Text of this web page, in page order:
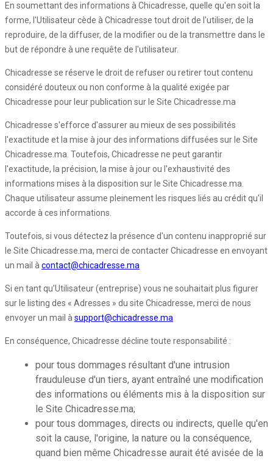
En soumettant des informations à Chicadresse, quelle qu'en soit la
forme, l'Utilisateur cède à Chicadresse tout droit de l'utiliser, de la
reproduire, de la diffuser, de la modifier ou de la transmettre dans le
but de répondre à une requête de l'utilisateur.
Chicadresse se réserve le droit de refuser ou retirer tout contenu
considéré douteux ou non conforme à la qualité exigée par
Chicadresse pour leur publication sur le Site Chicadresse.ma
Chicadresse s'efforce d'assurer au mieux de ses possibilités
l'exactitude et la mise à jour des informations diffusées sur le Site
Chicadresse.ma. Toutefois, Chicadresse ne peut garantir
l'exactitude, la précision, la mise à jour ou l'exhaustivité des
informations mises à la disposition sur le Site Chicadresse.ma.
Chaque utilisateur assume pleinement les risques liés au crédit qu'il
accorde à ces informations.
Toutefois, si vous détectez la présence d'un contenu inapproprié sur
le Site Chicadresse.ma, merci de contacter Chicadresse en envoyant
un mail àcontact@chicadresse.ma
Si en tant qu’Utilisateur (entreprise) vous ne souhaitait plus figurer
sur le listing des « Adresses » du site Chicadresse, merci de nous
envoyer un mail àsupport@chicadresse.ma
En conséquence, Chicadresse décline toute responsabilité :
pour tous dommages résultant d'une intrusion
frauduleuse d'un tiers, ayant entraîné une modification
des informations ou éléments mis à la disposition sur
le Site Chicadresse.ma;
pour tous dommages, directs ou indirects, quelle qu'en
soit la cause, l'origine, la nature ou la conséquence,
quand bien même Chicadresse aurait été avisée de la